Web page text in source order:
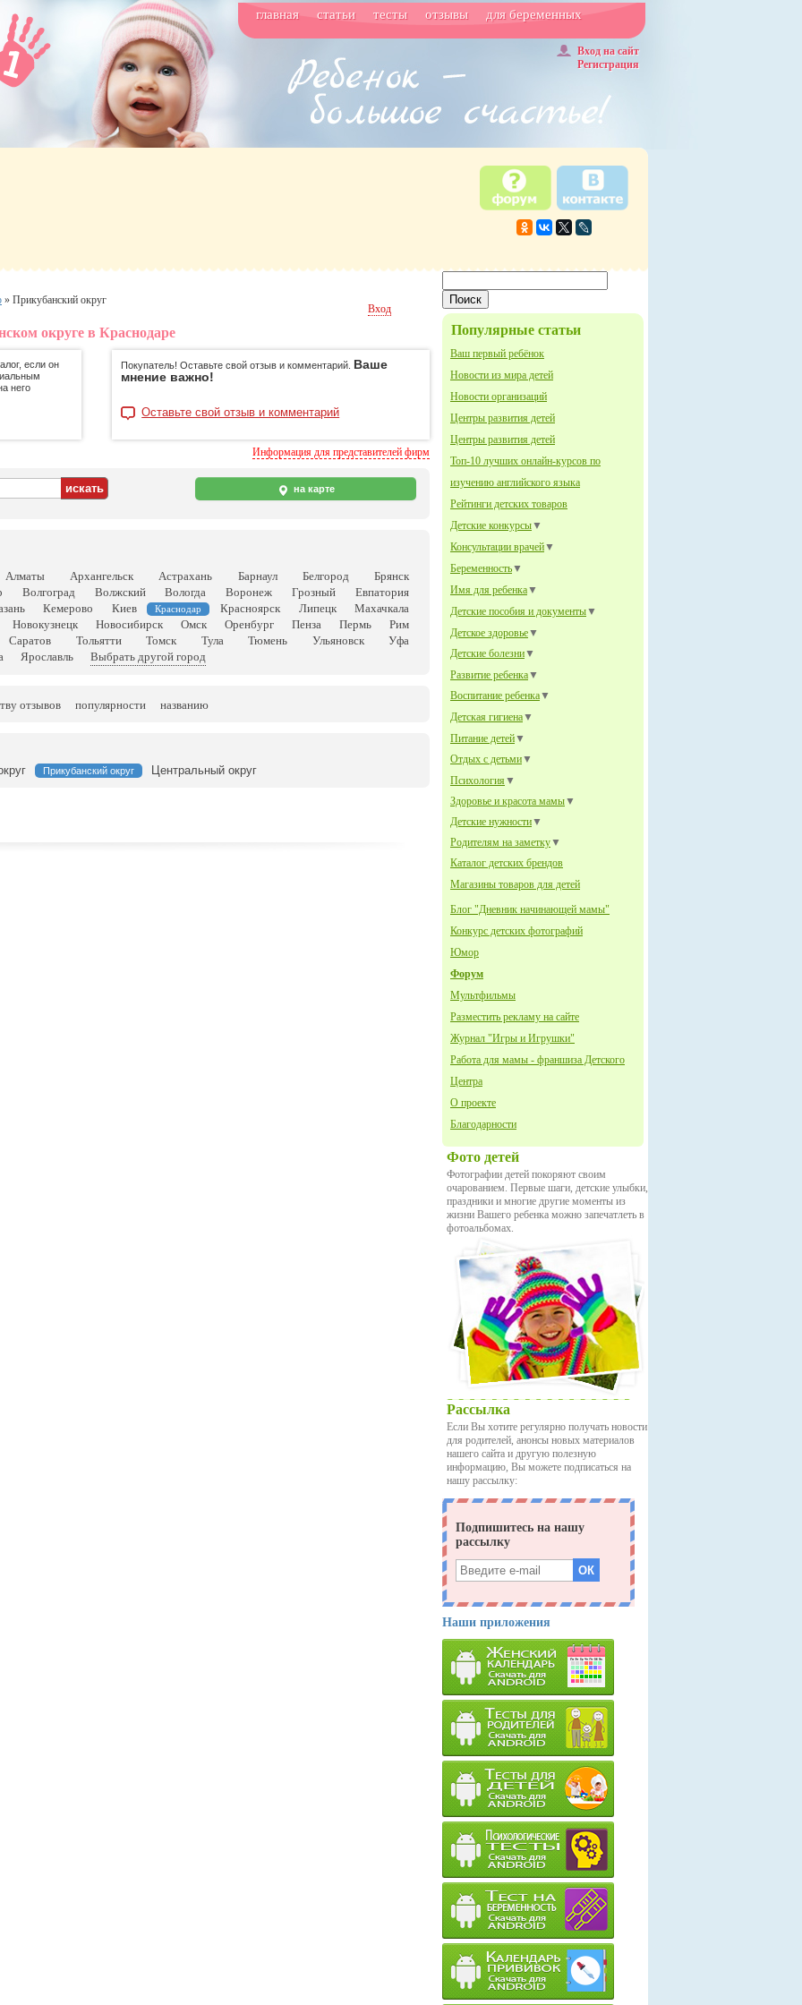
главная статьи тесты отзывы для беременных
Вход на сайт
Регистрация
Популярные статьи
Ваш первый ребёнок
Новости из мира детей
Новости организаций
Центры развития детей
Центры развития детей
Топ-10 лучших онлайн-курсов по
изучению английского языка
Рейтинги детских товаров
Детские конкурсы▼
Консультации врачей▼
Беременность▼
Имя для ребенка▼
Детские пособия и документы▼
Детское здоровье▼
Детские болезни▼
Развитие ребенка▼
Воспитание ребенка▼
Детская гигиена▼
Питание детей▼
Отдых с детьми▼
Психология ▼
Здоровье и красота мамы▼
Детские нужности▼
Родителям на заметку▼
Каталог детских брендов
Магазины товаров для детей
Блог "Дневник начинающей мамы"
Конкурс детских фотографий
Юмор
Форум
Мультфильмы
Разместить рекламу на сайте
Журнал "Игры и Игрушки"
Работа для мамы - франшиза Детского
Центра
О проекте
Благодарности
Фото детей
Фотографии детей покоряют своим
очарованием. Первые шаги, детские улыбки,
праздники и многие другие моменты из
жизни Вашего ребенка можно запечатлеть в
фотоальбомах.
Рассылка
Если Вы хотите регулярно получать новости
для родителей, анонсы новых материалов
нашего сайта и другую полезную
информацию, Вы можете подписаться на
нашу рассылку:
Наши приложения
» Прикубанский округ
Вход
округе в Краснодаре
если он
него
Покупатель! Оставьте свой отзыв и комментарий. Ваше
мнение важно!
Оставьте свой отзыв и комментарий
Информация для представителей фирм
на карте
Алматы Архангельск Астрахань Барнаул Белгород
Брянск
Волгоград Волжский Вологда Воронеж Грозный
Евпатория
Кемерово Киев Краснодар Красноярск Липецк
Махачкала
Новокузнецк Новосибирск Омск Оренбург Пенза Пермь
Рим
Саратов Тольятти Томск Тула Тюмень Ульяновск
Уфа
Ярославль Выбрать другой город
отзывов популярности названию
Прикубанский округ Центральный округ